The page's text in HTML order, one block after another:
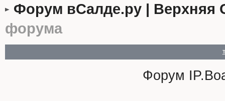
Форум вСалде.ру | Верхняя
форума
Форум